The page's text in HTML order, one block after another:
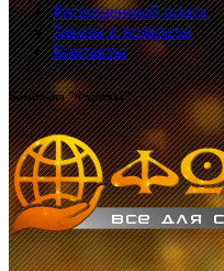
Расширенный поиск
Заказы и возвраты
Контакты
Компания "Формоза"